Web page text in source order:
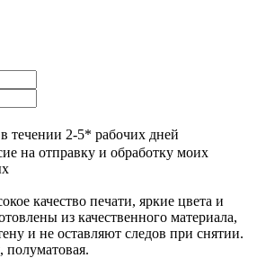
в течении 2-5* рабочих дней
на отправку и обработку моих
качество печати, яркие цвета и
из качественного материала,
и не оставляют следов при снятии.
полуматовая.